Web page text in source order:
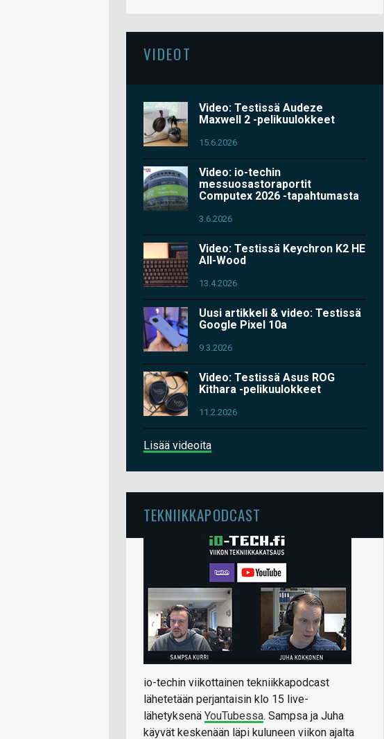
VIDEOT
Video: Testissä Audeze
Maxwell 2 -pelikuulokkeet
15.6.2026
Video: io-techin
messuosastoraportit
Computex 2026 -tapahtumasta
3.6.2026
Video: Testissä Keychron K2 HE
All-Wood
13.4.2026
Uusi artikkeli & video: Testissä
Google Pixel 10a
9.3.2026
Video: Testissä Asus ROG
Kithara -pelikuulokkeet
11.2.2026
Lisää videoita
TEKNIIKKAPODCAST
io-techin viikottainen tekniikkapodcast
lähetetään perjantaisin klo 15 live-
lähetyksenä YouTubessa. Sampsa ja Juha
käyvät keskenään läpi kuluneen viikon ajalta